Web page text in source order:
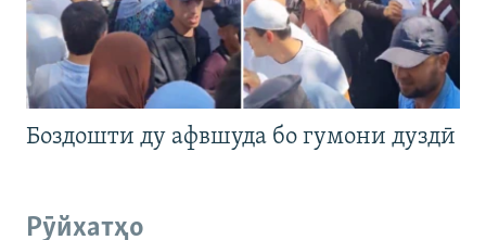
Боздошти ду афвшуда бо гумони дуздӣ
Рӯйхатҳо